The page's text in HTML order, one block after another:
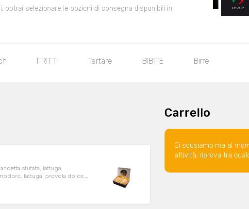
selezionare le opzioni di consegna disponibili in
FRITTI Tartare BIBITE Birre
stufata, lattuga,
lattuga, provola dolce,
Carrello
Ci scusiamo ma al
attività, riprova tra